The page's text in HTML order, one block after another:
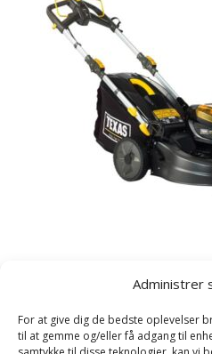
Administrer
For at give dig de bedste oplevelser
til at gemme og/eller få adgang til
Plæneklipper